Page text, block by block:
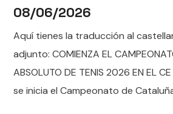
08/06/2026
Aquí tienes la traducción al
adjunto: COMIENZA EL
ABSOLUTO DE TENIS 2026 EN EL
se inicia el Campeonato de